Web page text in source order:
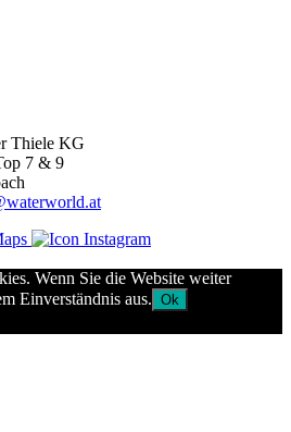
Thiele KG
7 & 9
Wenn Sie die Website weiter
Einverständnis aus. Ok